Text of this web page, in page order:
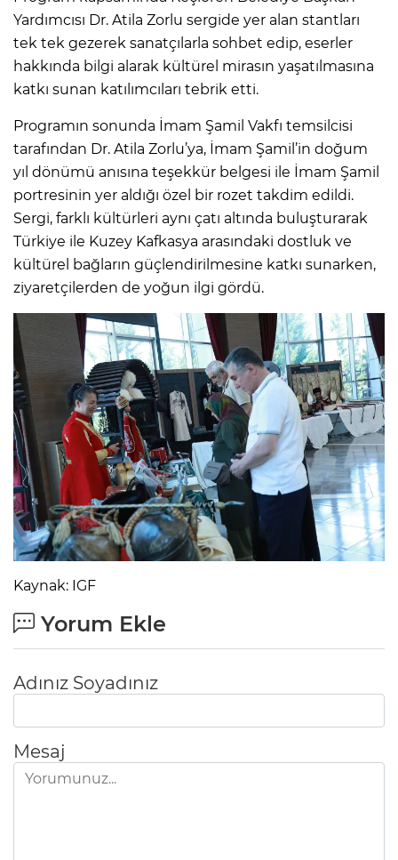
Yardımcısı Dr. Atila Zorlu sergide yer alan stantları
tek tek gezerek sanatçılarla sohbet edip, eserler
hakkında bilgi alarak kültürel mirasın yaşatılmasına
katkı sunan katılımcıları tebrik etti.
Programın sonunda İmam Şamil Vakfı temsilcisi
tarafından Dr. Atila Zorlu’ya, İmam Şamil’in doğum
yıl dönümü anısına teşekkür belgesi ile İmam Şamil
portresinin yer aldığı özel bir rozet takdim edildi.
Sergi, farklı kültürleri aynı çatı altında buluşturarak
Türkiye ile Kuzey Kafkasya arasındaki dostluk ve
kültürel bağların güçlendirilmesine katkı sunarken,
ziyaretçilerden de yoğun ilgi gördü.
Kaynak: IGF
Yorum Ekle
Adınız Soyadınız
Mesaj